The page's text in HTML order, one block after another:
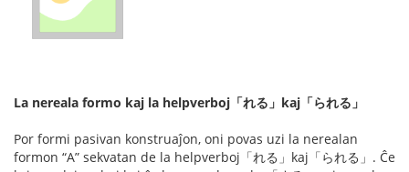
La nereala formo kaj la helpverboj「れる」kaj「られる」
Por formi pasivan konstruaĵon, oni povas uzi la nerealan
formon “A” sekvatan de la helpverboj「れる」kaj「られる」. Ĉe